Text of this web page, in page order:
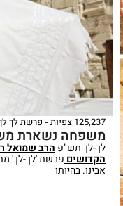
125,237 צפיות פרשת לך
משפחה נשארת
לך-לך תש"פהרב שמואל
הקדושיםפרשת 'לך-לך'
אבינו. בהיותו